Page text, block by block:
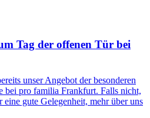
Tag der offenen Tür bei
unser Angebot der besonderen
bei pro familia Frankfurt. Falls nicht,
gute Gelegenheit, mehr über uns